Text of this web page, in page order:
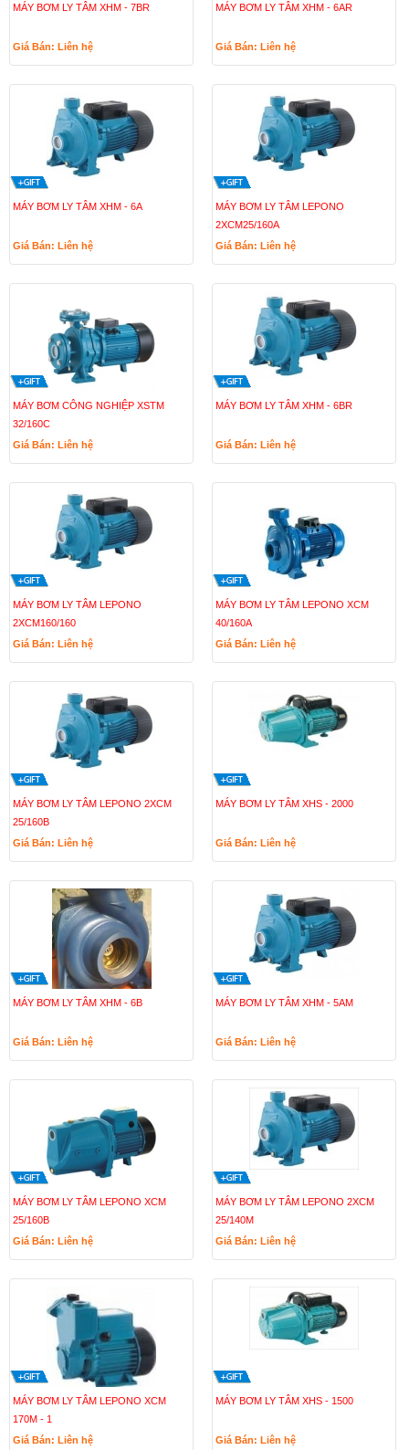
MÁY BƠM LY TÂM XHM - 7BR
Giá Bán: Liên hệ
MÁY BƠM LY TÂM XHM - 6AR
Giá Bán: Liên hệ
MÁY BƠM LY TÂM XHM - 6A
Giá Bán: Liên hệ
MÁY BƠM LY TÂM LEPONO
2XCM25/160A
Giá Bán: Liên hệ
MÁY BƠM CÔNG NGHIỆP XSTM
32/160C
Giá Bán: Liên hệ
MÁY BƠM LY TÂM XHM - 6BR
Giá Bán: Liên hệ
MÁY BƠM LY TÂM LEPONO
2XCM160/160
Giá Bán: Liên hệ
MÁY BƠM LY TÂM LEPONO XCM
40/160A
Giá Bán: Liên hệ
MÁY BƠM LY TÂM LEPONO 2XCM
25/160B
Giá Bán: Liên hệ
MÁY BƠM LY TÂM XHS - 2000
Giá Bán: Liên hệ
MÁY BƠM LY TÂM XHM - 6B
Giá Bán: Liên hệ
MÁY BƠM LY TÂM XHM - 5AM
Giá Bán: Liên hệ
MÁY BƠM LY TÂM LEPONO XCM
25/160B
Giá Bán: Liên hệ
MÁY BƠM LY TÂM LEPONO 2XCM
25/140M
Giá Bán: Liên hệ
MÁY BƠM LY TÂM LEPONO XCM
170M - 1
Giá Bán: Liên hệ
MÁY BƠM LY TÂM XHS - 1500
Giá Bán: Liên hệ